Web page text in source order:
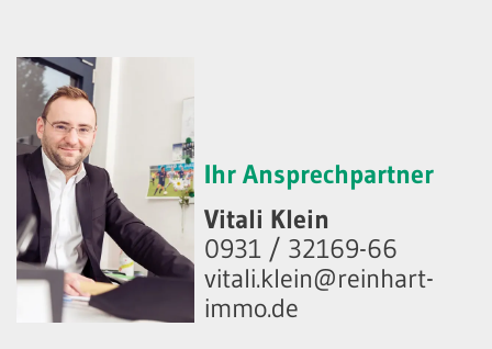
Ihr Ansprechpartner
Vitali Klein
0931 / 32169-66
vitali.klein@reinhart-
immo.de